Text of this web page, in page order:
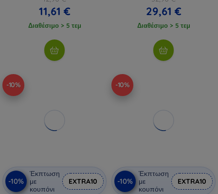
11,61 €
Διαθέσιμο > 5 τεμ
29,61 €
Διαθέσιμο > 5 τεμ
-10%
-10%
Έκπτωση
με
κουπόνι
EXTRA10
-10%
-10%
Έκπτωση
με
κουπόνι
EXTRA10